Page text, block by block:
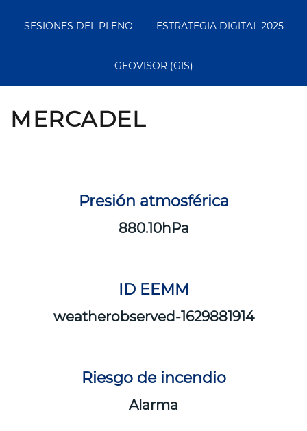
SESIONES DEL PLENO ESTRATEGIA DIGITAL 2025
GEOVISOR (GIS)
MERCADEL
Presión atmosférica
880.10
ID EEMM
weatherobserved-1629881914
Riesgo de incendio
Alarma